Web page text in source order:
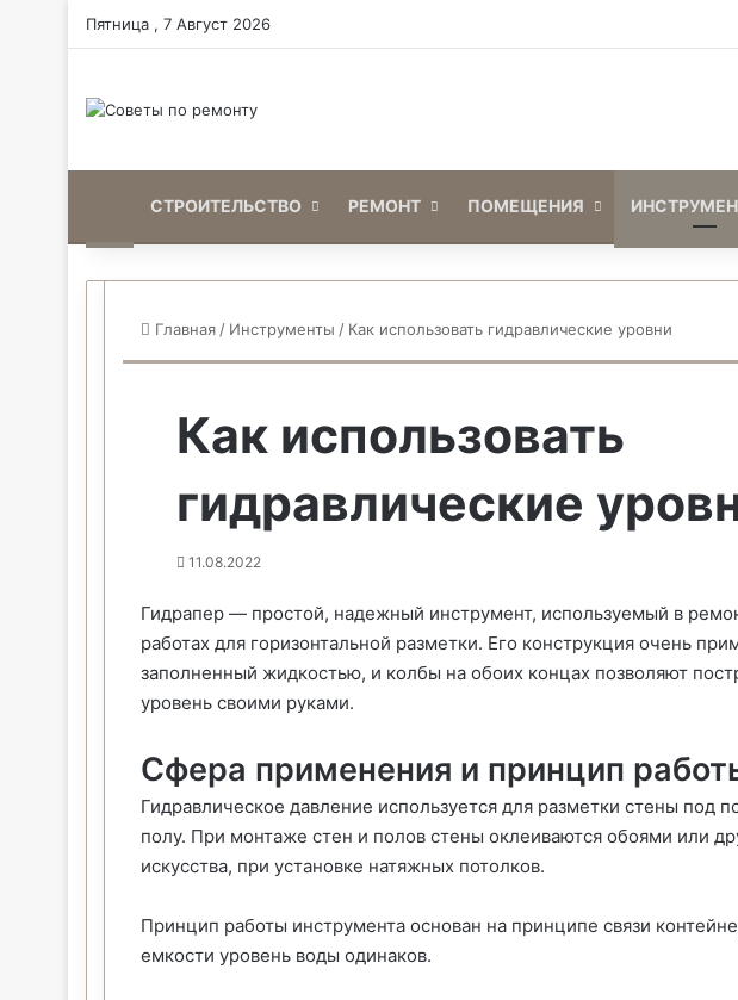
Пятница , 7 Август 2026
HomeСТРОИТЕЛЬСТВО РЕМОНТ ПОМЕЩЕНИЯ
Главная / Инструменты / Как использовать гидравлические уровни
Как использовать
гидравлические
11.08.2022
Гидрапер — простой, надежный инструмент, используемый в
работах для горизонтальной разметки. Его конструкция очень
заполненный жидкостью, и колбы на обоих концах позволяют
уровень своими руками.
Сфера применения и принцип
Гидравлическое давление используется для разметки стены под
полу. При монтаже стен и полов стены оклеиваются обоями или
искусства, при установке натяжных потолков.
Принцип работы инструмента основан на принципе связи
емкости уровень воды одинаков.